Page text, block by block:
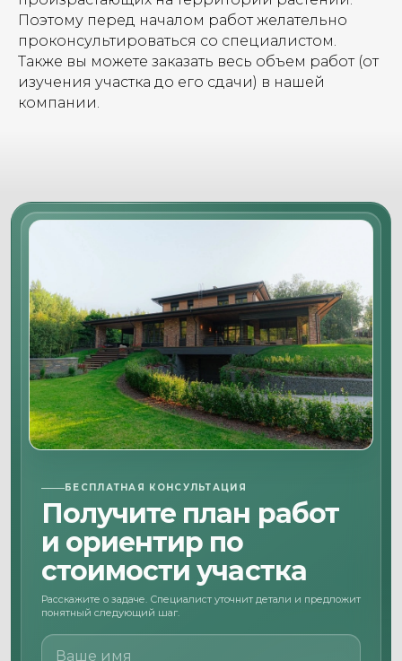
Поэтому перед началом работ желательно
проконсультироваться со специалистом.
Также вы можете заказать весь объем работ (от
изучения участка до его сдачи) в нашей
компании.
БЕСПЛАТНАЯ КОНСУЛЬТАЦИЯ
Получите план работ
и ориентир по
стоимости участка
Расскажите о задаче. Специалист уточнит детали и предложит
понятный следующий шаг.
Ваше имя